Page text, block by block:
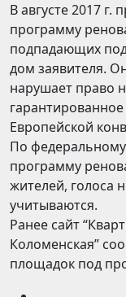
В августе 2017 г.
программу
подпадающих
дом заявителя.
нарушает право
Европейской
По
программу
жителей, голоса
учитываются.
Ранее сайт
Коломенская”
площадок под